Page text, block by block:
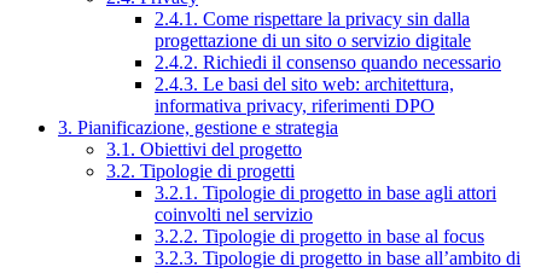
2.4.1. Come rispettare la privacy sin dalla
progettazione di un sito o servizio digitale
2.4.2. Richiedi il consenso quando necessario
2.4.3. Le basi del sito web: architettura,
informativa privacy, riferimenti DPO
3. Pianificazione, gestione e strategia
3.1. Obiettivi del progetto
3.2. Tipologie di progetti
3.2.1. Tipologie di progetto in base agli attori
coinvolti nel servizio
3.2.2. Tipologie di progetto in base al focus
3.2.3. Tipologie di progetto in base all’ambito di